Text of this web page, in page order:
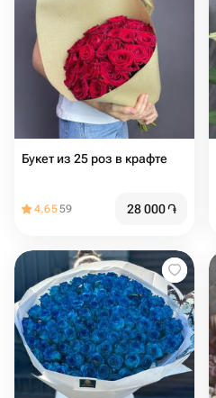
Букет из 25 роз в крафте
4.6559 28 000֏